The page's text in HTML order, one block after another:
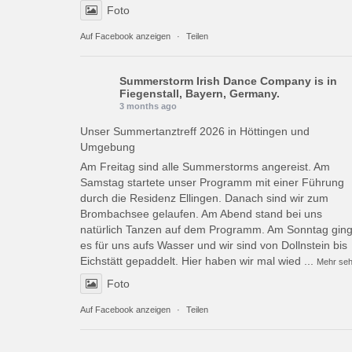
Foto
Auf Facebook anzeigen · Teilen
Summerstorm Irish Dance Company is in
Fiegenstall, Bayern, Germany.
3 months ago
Unser Summertanztreff 2026 in Höttingen und
Umgebung
Am Freitag sind alle Summerstorms angereist. Am
Samstag startete unser Programm mit einer Führung
durch die Residenz Ellingen. Danach sind wir zum
Brombachsee gelaufen. Am Abend stand bei uns
natürlich Tanzen auf dem Programm. Am Sonntag ging
es für uns aufs Wasser und wir sind von Dollnstein bis
Eichstätt gepaddelt. Hier haben wir mal wied
Mehr
Foto
Auf Facebook anzeigen · Teilen